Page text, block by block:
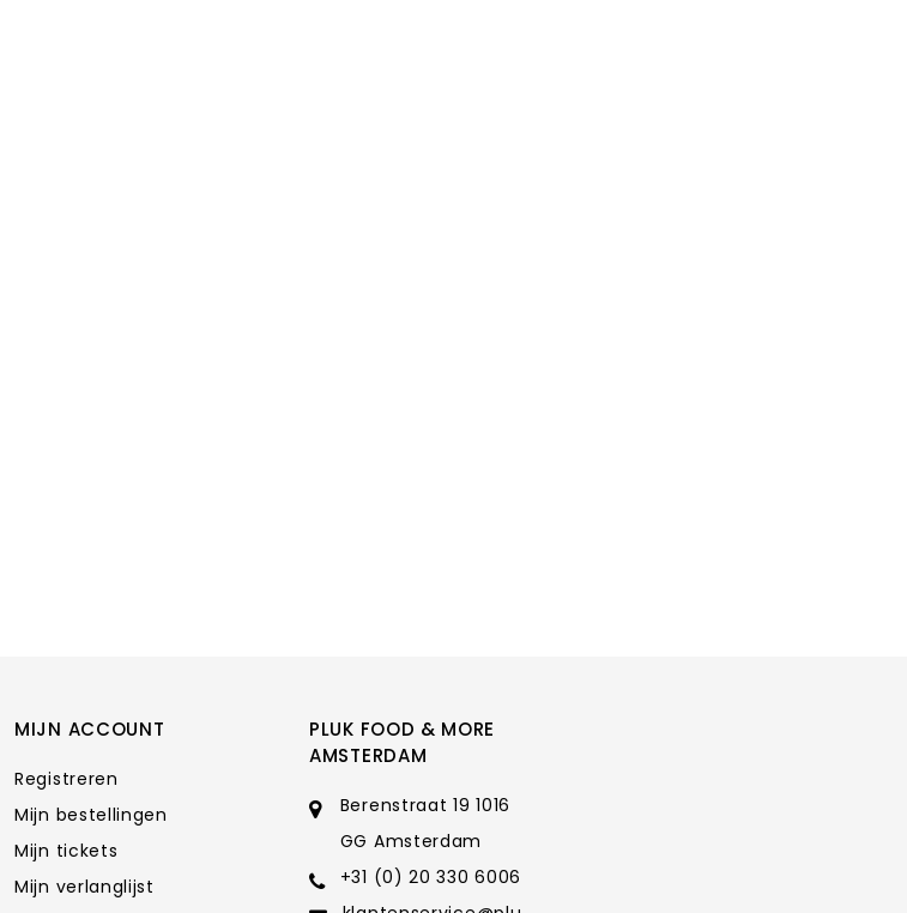
MIJN ACCOUNT
Registreren
Mijn bestellingen
Mijn tickets
Mijn verlanglijst
PLUK FOOD & MORE
AMSTERDAM
Berenstraat 19 1016
GG Amsterdam
+31 (0) 20 330 6006